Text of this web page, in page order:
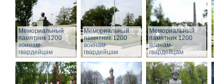
Мемориальный
памятник 1200
воинам-
гвардейцам
Мемориальный
памятник 1200
воинам-
гвардейцам
Мемориальный
памятник 1200
воинам-
гвардейцам